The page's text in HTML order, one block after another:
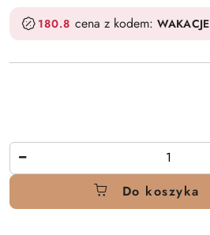
180.8 cena z kodem: WAKACJE
Ilość
Do koszyka